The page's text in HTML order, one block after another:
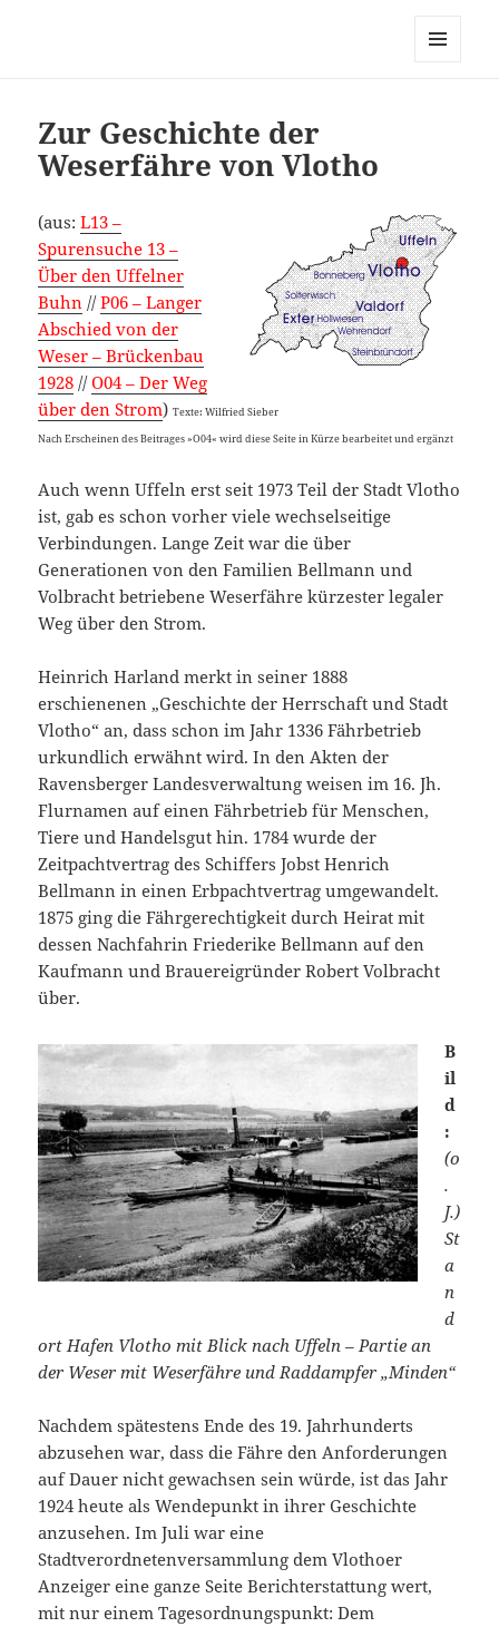
Zur Geschichte der
Weserfähre von Vlotho
(aus:L13 –
Spurensuche 13 –
Über den Uffelner
Buhn //P06 – Langer
Abschied von der
Weser – Brückenbau
1928 //O04 – Der Weg
über den Strom)Texte: Wilfried Sieber
Nach Erscheinen des Beitrages »O04« wird diese Seite in Kürze bearbeitet und ergänzt
Auch wenn Uffeln erst seit 1973 Teil der Stadt Vlotho
ist, gab es schon vorher viele wechselseitige
Verbindungen. Lange Zeit war die über
Generationen von den Familien Bellmann und
Volbracht betriebene Weserfähre kürzester legaler
Weg über den Strom.
Heinrich Harland merkt in seiner 1888
erschienenen „Geschichte der Herrschaft und Stadt
Vlotho“ an, dass schon im Jahr 1336 Fährbetrieb
urkundlich erwähnt wird. In den Akten der
Ravensberger Landesverwaltung weisen im 16. Jh.
Flurnamen auf einen Fährbetrieb für Menschen,
Tiere und Handelsgut hin. 1784 wurde der
Zeitpachtvertrag des Schiffers Jobst Henrich
Bellmann in einen Erbpachtvertrag umgewandelt.
1875 ging die Fährgerechtigkeit durch Heirat mit
dessen Nachfahrin Friederike Bellmann auf den
Kaufmann und Brauereigründer Robert Volbracht
über.
B
il
d
:
(o
.
J.)
St
a
n
d
ort Hafen Vlotho mit Blick nach Uffeln – Partie an
der Weser mit Weserfähre und Raddampfer „Minden“
Nachdem spätestens Ende des 19. Jahrhunderts
abzusehen war, dass die Fähre den Anforderungen
auf Dauer nicht gewachsen sein würde, ist das Jahr
1924 heute als Wendepunkt in ihrer Geschichte
anzusehen. Im Juli war eine
Stadtverordnetenversammlung dem Vlothoer
Anzeiger eine ganze Seite Berichterstattung wert,
mit nur einem Tagesordnungspunkt: Dem